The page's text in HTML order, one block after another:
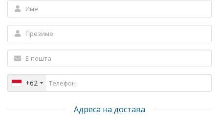
+62
Адреса на достава